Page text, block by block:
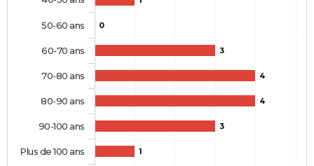
0
3
4
4
3
1
50-60 ans
60-70 ans
70-80 ans
80-90 ans
90-100 ans
Plus de 100 ans